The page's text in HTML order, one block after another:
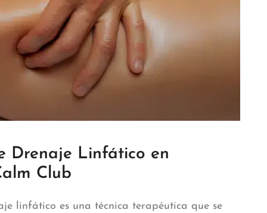
Drenaje Linfático en
Club
linfático es una técnica terapéutica que se